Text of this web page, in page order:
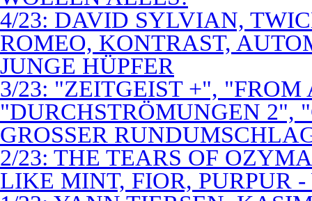
4/23: DAVID SYLVIAN,
ROMEO, KONTRAST,
JUNGE HÜPFER
3/23: "ZEITGEIST +", "FROM
"DURCHSTRÖMUNGEN 2",
GROSSER
2/23: THE TEARS OF
LIKE MINT, FIOR, PURPUR